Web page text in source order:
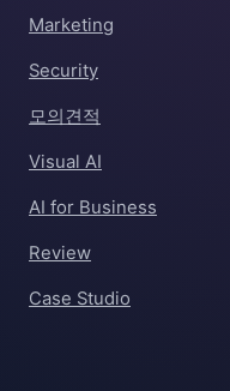
Marketing
Security
모의견적
Visual AI
AI for Business
Review
Case Studio